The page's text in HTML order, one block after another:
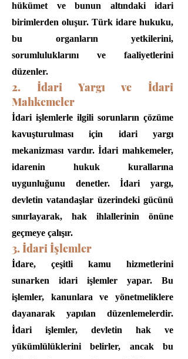
hükümet ve bunun altındaki idari
birimlerden oluşur. Türk idare hukuku,
bu organların yetkilerini,
sorumluluklarını ve faaliyetlerini
düzenler.
2. İdari Yargı ve İdari
Mahkemeler
İdari işlemlerle ilgili sorunların çözüme
kavuşturulması için idari yargı
mekanizması vardır. İdari mahkemeler,
idarenin hukuk kurallarına
uygunluğunu denetler. İdari yargı,
devletin vatandaşlar üzerindeki gücünü
sınırlayarak, hak ihlallerinin önüne
geçmeye çalışır.
3. İdari İşlemler
İdare, çeşitli kamu hizmetlerini
sunarken idari işlemler yapar. Bu
işlemler, kanunlara ve yönetmeliklere
dayanarak yapılan düzenlemelerdir.
İdari işlemler, devletin hak ve
yükümlülüklerini belirler, ancak bu